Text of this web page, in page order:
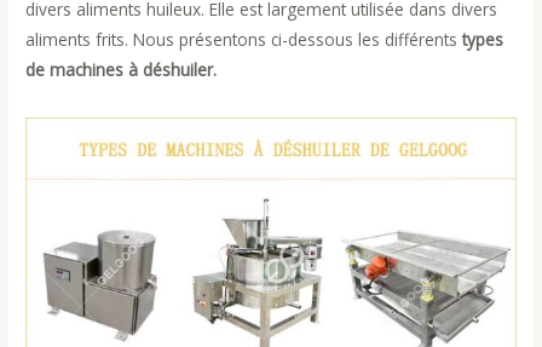
divers aliments huileux. Elle est largement utilisée dans divers
aliments frits. Nous présentons ci-dessous les différentstypes
de machines à déshuiler.